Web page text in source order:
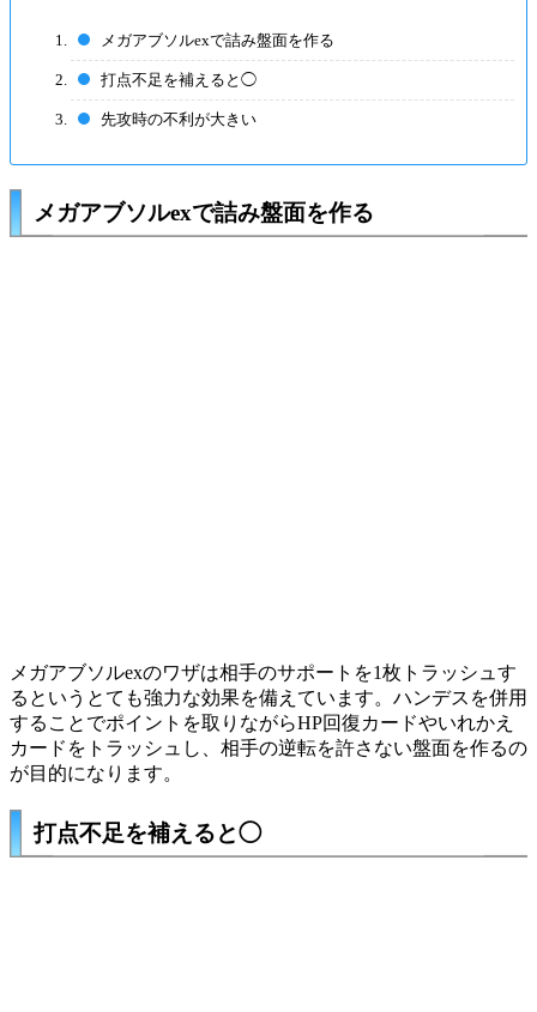
メガアブソルexで詰み盤面を作る
打点不足を補えると◯
先攻時の不利が大きい
メガアブソルexで詰み盤面を作る
メガアブソルexのワザは相手のサポートを1枚トラッシュす
るというとても強力な効果を備えています。ハンデスを併用
することでポイントを取りながらHP回復カードやいれかえ
カードをトラッシュし、相手の逆転を許さない盤面を作るの
が目的になります。
打点不足を補えると◯